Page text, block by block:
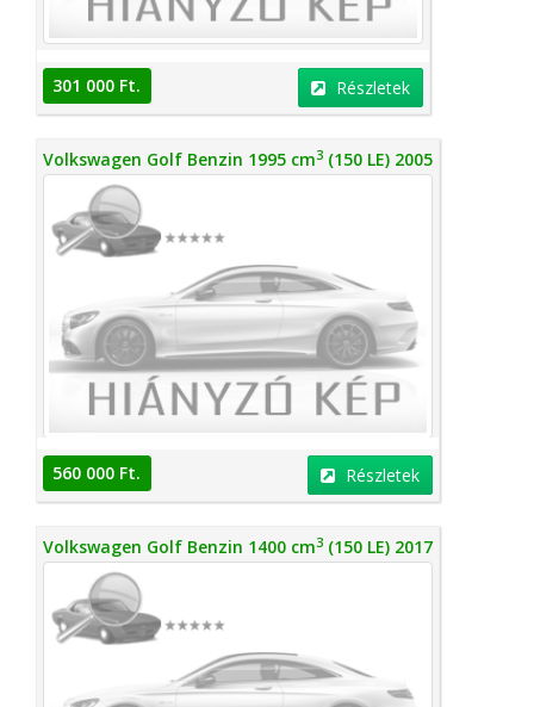
301 000 Ft. Részletek
Volkswagen Golf Benzin 1995 cm3 (150 LE) 2005
560 000 Ft. Részletek
Volkswagen Golf Benzin 1400 cm3 (150 LE) 2017